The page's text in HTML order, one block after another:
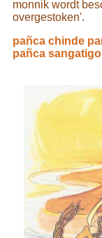
monnik wordt
overgestoken'.
pañca chinde
pañca